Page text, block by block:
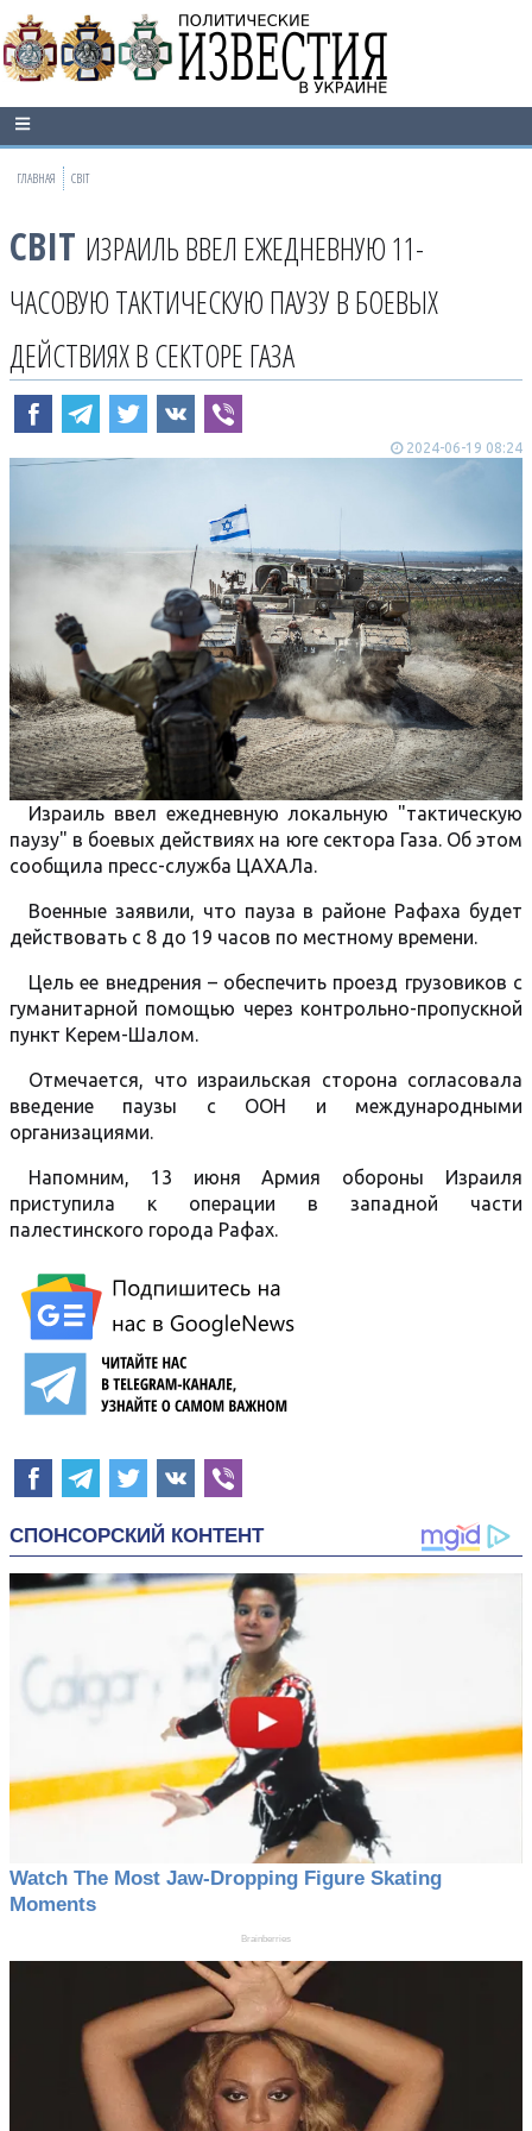
ГЛАВНАЯ СВІТ
СВІТ ИЗРАИЛЬ ВВЕЛ ЕЖЕДНЕВНУЮ 11-
ЧАСОВУЮ ТАКТИЧЕСКУЮ ПАУЗУ В БОЕВЫХ
ДЕЙСТВИЯХ В СЕКТОРЕ ГАЗА
2024-06-19 08:24
Израиль ввел ежедневную локальную "тактическую
паузу" в боевых действиях на юге сектора Газа. Об этом
сообщила пресс-служба ЦАХАЛа.
Военные заявили, что пауза в районе Рафаха будет
действовать с 8 до 19 часов по местному времени.
Цель ее внедрения – обеспечить проезд грузовиков с
гуманитарной помощью через контрольно-пропускной
пункт Керем-Шалом.
Отмечается, что израильская сторона согласовала
введение паузы с ООН и международными
организациями.
Напомним, 13 июня Армия обороны Израиля
приступила к операции в западной части
палестинского города Рафах.